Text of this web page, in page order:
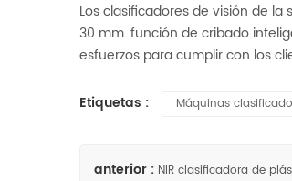
Los clasificadores de visión de
30 mm. función de cribado
esfuerzos para cumplir con los
Etiquetas : Máquinas
anterior : NIR clasificadora de